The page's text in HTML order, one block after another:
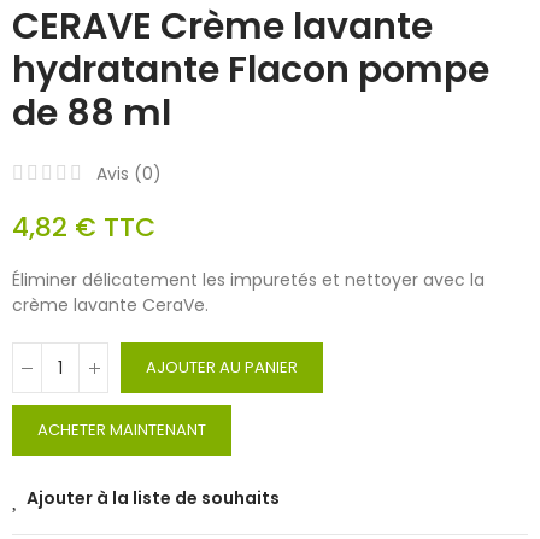
CERAVE Crème lavante
hydratante Flacon pompe
de 88 ml
Avis (0)
4,82 € TTC
Éliminer délicatement les impuretés et nettoyer avec la
crème lavante CeraVe.
AJOUTER AU PANIER
ACHETER MAINTENANT
Ajouter à la liste de souhaits